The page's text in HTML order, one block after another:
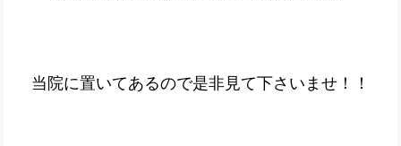
当院に置いてあるので是非見て下さいませ！！